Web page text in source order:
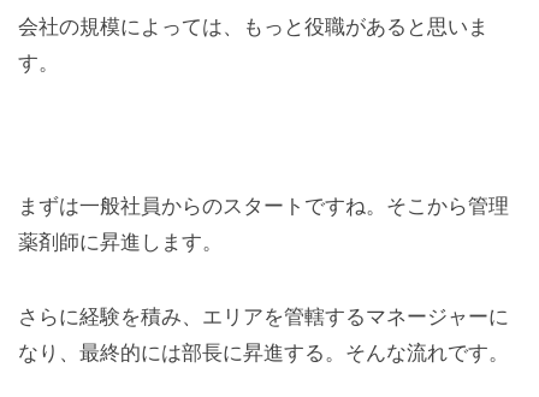
会社の規模によっては、もっと役職があると思いま
す。
まずは一般社員からのスタートですね。そこから管理
薬剤師に昇進します。
さらに経験を積み、エリアを管轄するマネージャーに
なり、最終的には部長に昇進する。そんな流れです。